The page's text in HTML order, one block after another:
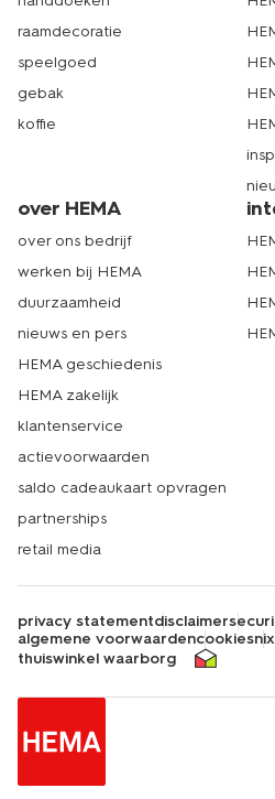
raamdecoratie
speelgoed
gebak
koffie
over HEMA
over ons bedrijf
werken bij HEMA
duurzaamheid
nieuws en pers
HEMA geschiedenis
HEMA zakelijk
klantenservice
actievoorwaarden
saldo cadeaukaart opvragen
partnerships
retail media
privacy statementdisclaimer
algemene voorwaardencookies
thuiswinkel waarborg